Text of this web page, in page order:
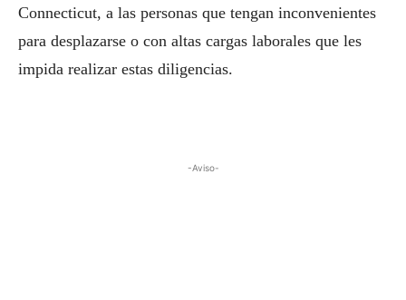
Connecticut, a las personas que tengan inconvenientes
para desplazarse o con altas cargas laborales que les
impida realizar estas diligencias.
-Aviso-